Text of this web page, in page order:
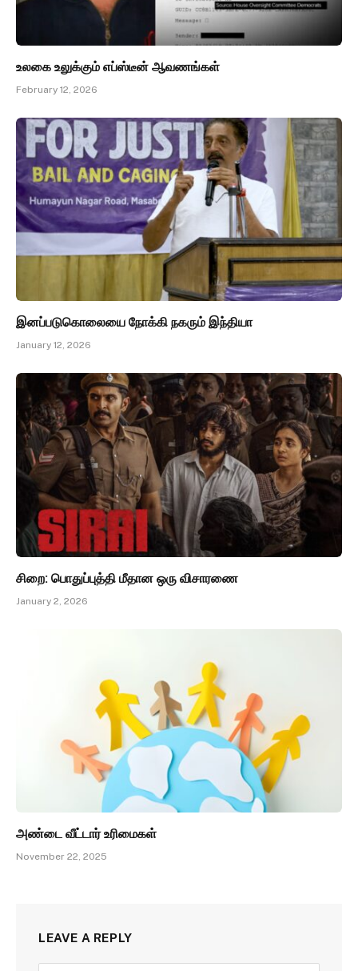
உலகை உலுக்கும் எப்ஸ்டீன் ஆவணங்கள்
February 12, 2026
இனப்படுகொலையை நோக்கி நகரும் இந்தியா
January 12, 2026
சிறை: பொதுப்புத்தி மீதான ஒரு விசாரணை
January 2, 2026
அண்டை வீட்டார் உரிமைகள்
November 22, 2025
LEAVE A REPLY